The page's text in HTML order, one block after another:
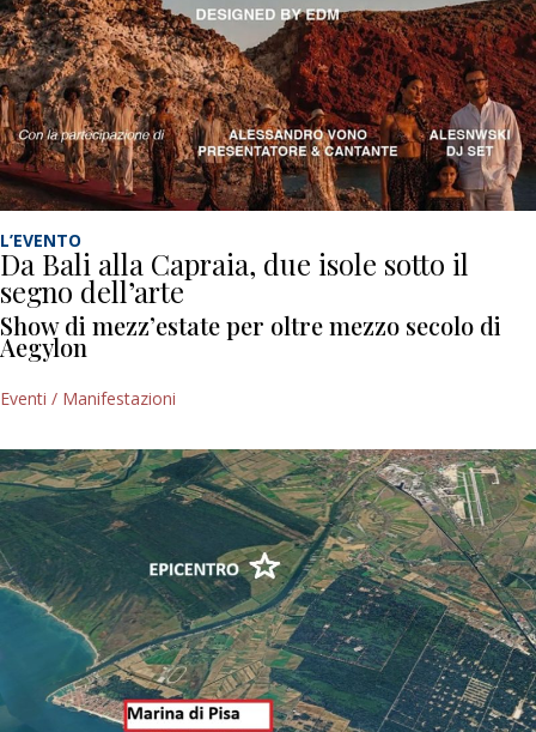
L’EVENTO
Da Bali alla Capraia, due isole sotto il
segno dell’arte
Show di mezz’estate per oltre mezzo secolo di
Aegylon
Eventi / Manifestazioni